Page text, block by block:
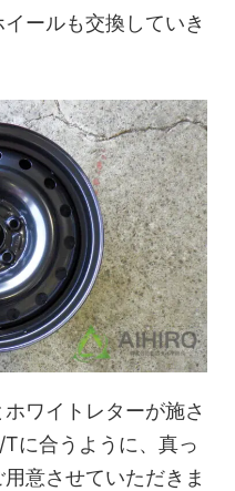
ールも交換していき
ワイトレターが施さ
に合うように、真っ
意させていただきま